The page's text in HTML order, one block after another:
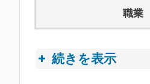
職業
続きを表示